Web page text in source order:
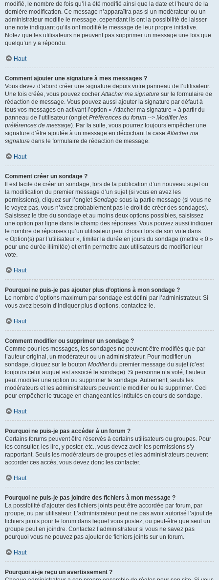
modifié, le nombre de fois qu’il a été modifié ainsi que la date et l’heure de la
dernière modification. Ce message n’apparaîtra pas si un modérateur ou un
administrateur modifie le message, cependant ils ont la possibilité de laisser
une note indiquant qu’ils ont modifié le message de leur propre initiative.
Notez que les utilisateurs ne peuvent pas supprimer un message une fois que
quelqu’un y a répondu.
Haut
Comment ajouter une signature à mes messages ?
Vous devez d’abord créer une signature depuis votre panneau de l’utilisateur.
Une fois créée, vous pouvez cocherAttacher ma signature sur le formulaire de
rédaction de message. Vous pouvez aussi ajouter la signature par défaut à
tous vos messages en activant l’option « Attacher ma signature » à partir du
panneau de l’utilisateur (ongletPréférences du forum --> Modifier les
préférences de message). Par la suite, vous pourrez toujours empêcher une
signature d’être ajoutée à un message en décochant la caseAttacher ma
signature dans le formulaire de rédaction de message.
Haut
Comment créer un sondage ?
Il est facile de créer un sondage, lors de la publication d’un nouveau sujet ou
la modification du premier message d’un sujet (si vous en avez les
permissions), cliquez sur l’ongletSondage sous la partie message (si vous ne
le voyez pas, vous n’avez probablement pas le droit de créer des sondages).
Saisissez le titre du sondage et au moins deux options possibles, saisissez
une option par ligne dans le champ des réponses. Vous pouvez aussi indiquer
le nombre de réponses qu’un utilisateur peut choisir lors de son vote dans
« Option(s) par l’utilisateur », limiter la durée en jours du sondage (mettre « 0 »
pour une durée illimitée) et enfin permettre aux utilisateurs de modifier leur
vote.
Haut
Pourquoi ne puis-je pas ajouter plus d’options à mon sondage ?
Le nombre d’options maximum par sondage est défini par l’administrateur. Si
vous avez besoin d’indiquer plus d’options, contactez-le.
Haut
Comment modifier ou supprimer un sondage ?
Comme pour les messages, les sondages ne peuvent être modifiés que par
l’auteur original, un modérateur ou un administrateur. Pour modifier un
sondage, cliquez sur le bouton Modifierdu premier message du sujet (c’est
toujours celui auquel est associé le sondage). Si personne n’a voté, l’auteur
peut modifier une option ou supprimer le sondage. Autrement, seuls les
modérateurs et les administrateurs peuvent le modifier ou le supprimer. Ceci
pour empêcher le trucage en changeant les intitulés en cours de sondage.
Haut
Pourquoi ne puis-je pas accéder à un forum ?
Certains forums peuvent être réservés à certains utilisateurs ou groupes. Pour
les consulter, les lire, y poster, etc., vous devez avoir les permissions s’y
rapportant. Seuls les modérateurs de groupes et les administrateurs peuvent
accorder ces accès, vous devez donc les contacter.
Haut
Pourquoi ne puis-je pas joindre des fichiers à mon message ?
La possibilité d’ajouter des fichiers joints peut être accordée par forum, par
groupe, ou par utilisateur. L’administrateur peut ne pas avoir autorisé l’ajout de
fichiers joints pour le forum dans lequel vous postez, ou peut-être que seul un
groupe peut en joindre. Contactez l’administrateur si vous ne savez pas
pourquoi vous ne pouvez pas ajouter de fichiers joints sur un forum.
Haut
Pourquoi ai-je reçu un avertissement ?